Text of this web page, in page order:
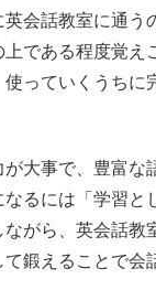
会話教室に通う
である程度覚え
っていくうちに
大事で、豊富な
るには「学習と
がら、英会話教
て鍛えることで会